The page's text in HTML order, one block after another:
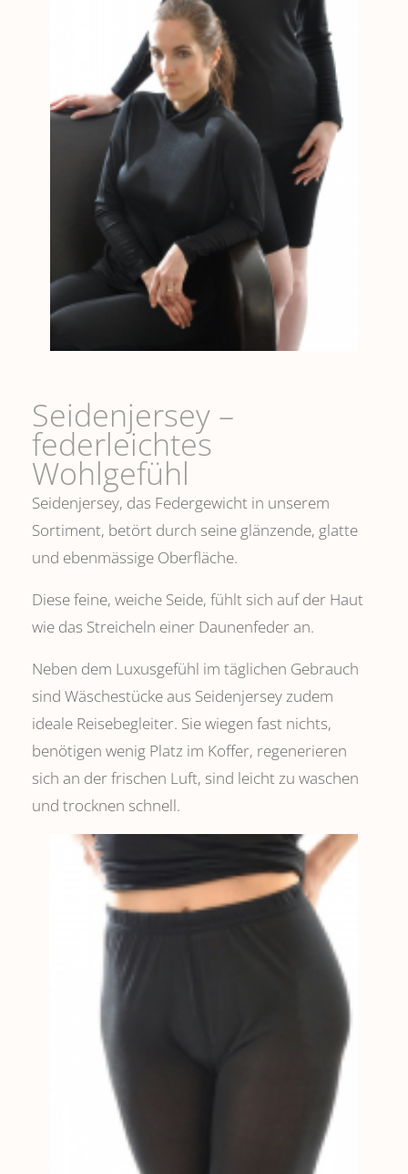
Seidenjersey –
federleichtes
Wohlgefühl
Seidenjersey, das Federgewicht in unserem
Sortiment, betört durch seine glänzende, glatte
und ebenmässige Oberfläche.
Diese feine, weiche Seide, fühlt sich auf der Haut
wie das Streicheln einer Daunenfeder an.
Neben dem Luxusgefühl im täglichen Gebrauch
sind Wäschestücke aus Seidenjersey zudem
ideale Reisebegleiter. Sie wiegen fast nichts,
benötigen wenig Platz im Koffer, regenerieren
sich an der frischen Luft, sind leicht zu waschen
und trocknen schnell.